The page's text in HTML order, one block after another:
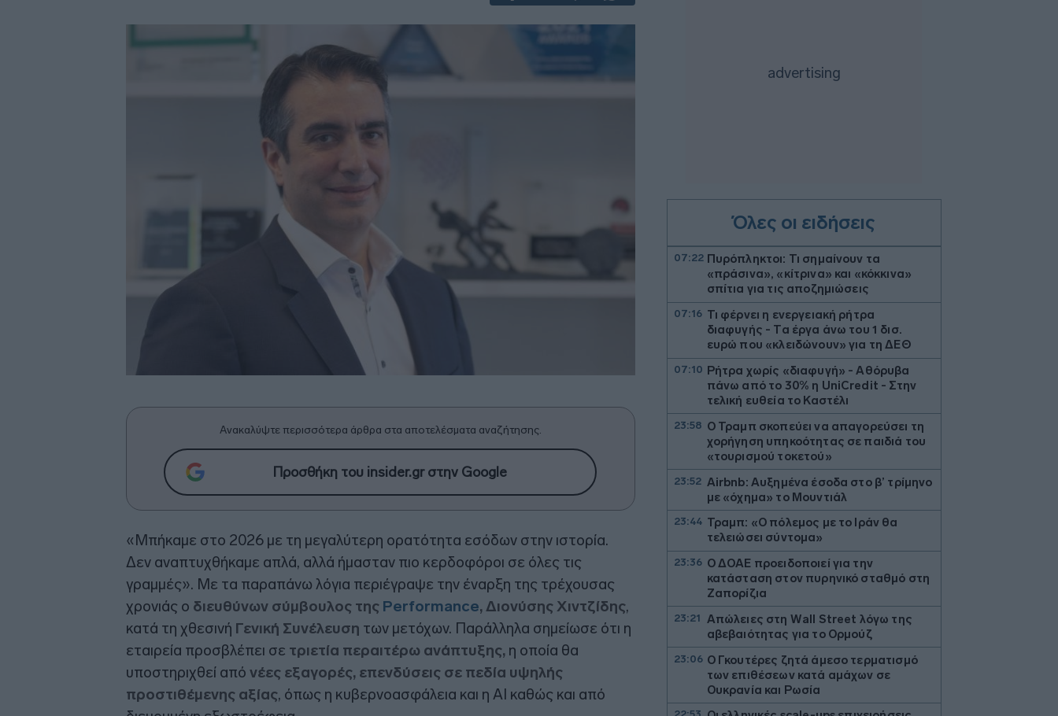
Ανακαλύψτε περισσότερα άρθρα στα αποτελέσματα αναζήτησης.
Προσθήκη του insider.gr στην Google
«Μπήκαμε στο 2026 με τη μεγαλύτερη ορατότητα εσόδων στην ιστορία.
Δεν αναπτυχθήκαμε απλά, αλλά ήμασταν πιο κερδοφόροι σε όλες τις
γραμμές». Με τα παραπάνω λόγια περιέγραψε την έναρξη της τρέχουσας
χρονιάς ο διευθύνων σύμβουλος της Performance,Διονύσης Χιντζίδης,
κατά τη χθεσινή Γενική Συνέλευση των μετόχων. Παράλληλα σημείωσε ότι η
εταιρεία προσβλέπει σε τριετία περαιτέρω ανάπτυξης, η οποία θα
υποστηριχθεί από νέες εξαγορές, επενδύσεις σε πεδία υψηλής
προστιθέμενης αξίας, όπως η κυβερνοασφάλεια και η AI καθώς και από
Όλες οι ειδήσεις
07:22 Πυρόπληκτοι: Τι σημαίνουν τα
«πράσινα», «κίτρινα» και «κόκκινα»
σπίτια για τις αποζημιώσεις
07:16 Τι φέρνει η ενεργειακή ρήτρα
διαφυγής - Τα έργα άνω του 1 δισ.
ευρώ που «κλειδώνουν» για τη ΔΕΘ
07:10 Ρήτρα χωρίς «διαφυγή» - Αθόρυβα
πάνω από το 30% η UniCredit - Στην
τελική ευθεία το Καστέλι
23:58 Ο Τραμπ σκοπεύει να απαγορεύσει τη
χορήγηση υπηκοότητας σε παιδιά του
«τουρισμού τοκετού»
23:52 Airbnb: Αυξημένα έσοδα στο β’ τρίμηνο
με «όχημα» το Μουντιάλ
23:44 Τραμπ: «Ο πόλεμος με το Ιράν θα
τελειώσει σύντομα»
23:36 Ο ΔΟΑΕ προειδοποιεί για την
κατάσταση στον πυρηνικό σταθμό στη
Ζαπορίζια
23:21 Απώλειες στη Wall Street λόγω της
αβεβαιότητας για το Ορμούζ
23:06 Ο Γκουτέρες ζητά άμεσο τερματισμό
των επιθέσεων κατά αμάχων σε
Ουκρανία και Ρωσία